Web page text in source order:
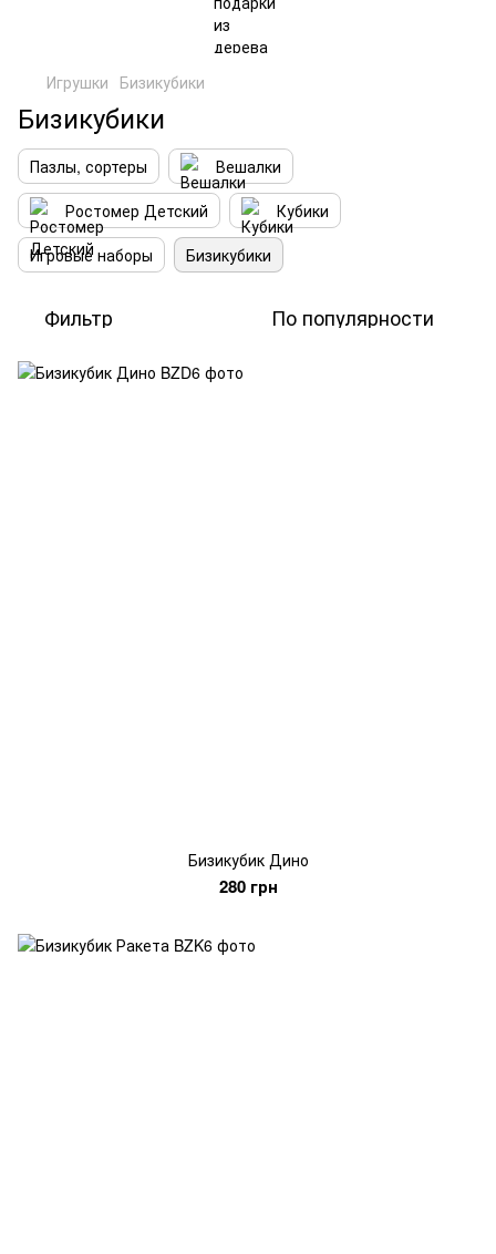
Игрушки Бизикубики
Бизикубики
Пазлы, сортеры
Вешалки
Ростомер Детский
Кубики
Игровые наборы
Бизикубики
Фильтр По популярности
Бизикубик Дино
280 грн